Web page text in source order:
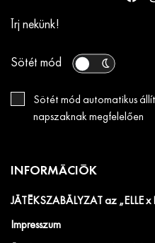
Írj nekünk!
Sötét mód
Sötét mód automatikus
napszaknak megfelelően
INFORMÁCIÓK
JÁTÉKSZABÁLYZAT az „ELLE
Impresszum